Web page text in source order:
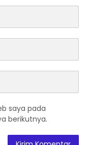
saya pada
berikutnya.